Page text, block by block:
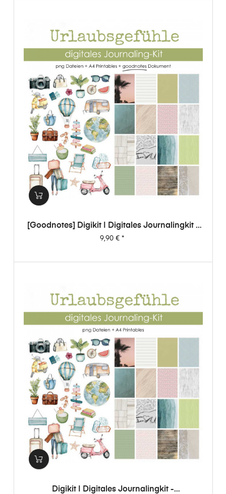
[Goodnotes] Digikit | Digitales Journalingkit -
Urlaubsgefühle
Preis
9,90 €*
Digikit | Digitales Journalingkit -